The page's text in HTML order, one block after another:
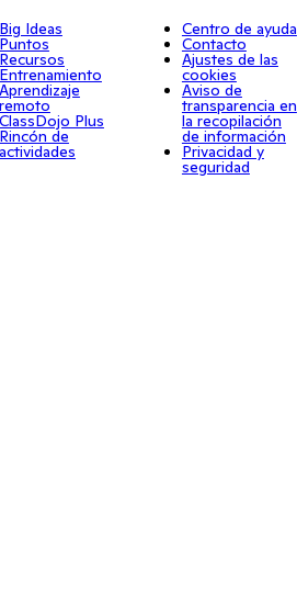
Big Ideas
Puntos
Recursos
Entrenamiento
Aprendizaje
remoto
ClassDojo Plus
Rincón de
actividades
Centro de ayuda
Contacto
Ajustes de las
cookies
Aviso de
transparencia en
la recopilación
de información
Privacidad y
seguridad